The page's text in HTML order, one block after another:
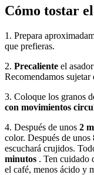
Cómo tostar
1. Prepara
que prefieras.
2. Precaliente el
Recomendamos
3. Coloque los granos
con movimientos
4. Después de unos 2
color. Después de unos
escuchará crujidos.
minutos . Ten cuidado
el café, menos ácido y